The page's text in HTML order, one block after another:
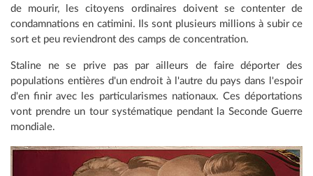
de mourir, les citoyens ordinaires doivent se contenter de
condamnations en catimini. Ils sont plusieurs millions à subir ce
sort et peu reviendront des camps de concentration.
Staline ne se prive pas par ailleurs de faire déporter des
populations entières d'un endroit à l'autre du pays dans l'espoir
d'en finir avec les particularismes nationaux. Ces déportations
vont prendre un tour systématique pendant la Seconde Guerre
mondiale.